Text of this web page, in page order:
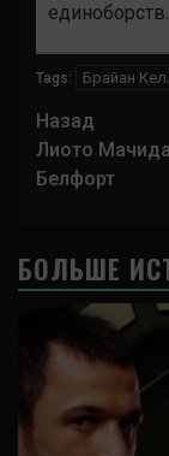
единоборств.
Tags: Брайан
записи
Назад
Лиото
Белфорт
БОЛЬШЕ